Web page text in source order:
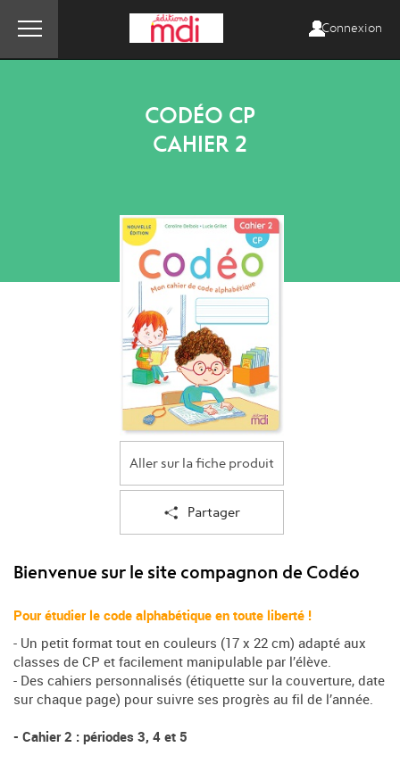
Connexion
CODÉO CP
CAHIER 2
Aller sur la fiche produit
Partager
Bienvenue sur le site compagnon de Codéo
Pour étudier le code alphabétique en toute liberté !
- Un petit format tout en couleurs (17 x 22 cm) adapté aux
classes de CP et facilement manipulable par l’élève.
- Des cahiers personnalisés (étiquette sur la couverture, date
sur chaque page) pour suivre ses progrès au fil de l’année.
- Cahier 2 : périodes 3, 4 et 5